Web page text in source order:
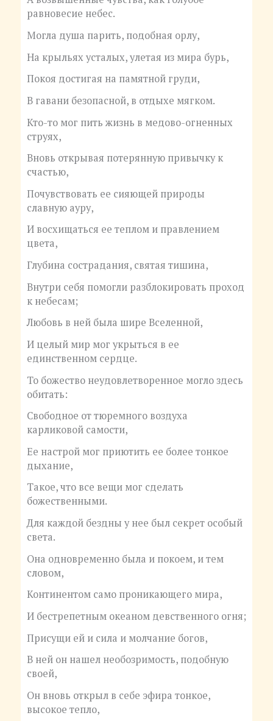
равновесие небес.
Могла душа парить, подобная орлу,
На крыльях усталых, улетая из мира бурь,
Покоя достигая на памятной груди,
В гавани безопасной, в отдыхе мягком.
Кто-то мог пить жизнь в медово-огненных
струях,
Вновь открывая потерянную привычку к
счастью,
Почувствовать ее сияющей природы
славную ауру,
И восхищаться ее теплом и правлением
цвета,
Глубина сострадания, святая тишина,
Внутри себя помогли разблокировать проход
к небесам;
Любовь в ней была шире Вселенной,
И целый мир мог укрыться в ее
единственном сердце.
То божество неудовлетворенное могло здесь
обитать:
Свободное от тюремного воздуха
карликовой самости,
Ее настрой мог приютить ее более тонкое
дыхание,
Такое, что все вещи мог сделать
божественными.
Для каждой бездны у нее был секрет особый
света.
Она одновременно была и покоем, и тем
словом,
Континентом само проникающего мира,
И бестрепетным океаном девственного огня;
Присущи ей и сила и молчание богов,
В ней он нашел необозримость, подобную
своей,
Он вновь открыл в себе эфира тонкое,
высокое тепло,